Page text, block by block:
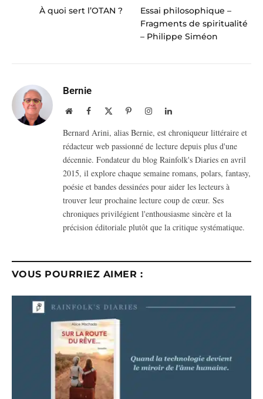
À quoi sert l’OTAN ?
Essai philosophique –
Fragments de spiritualité
– Philippe Siméon
Bernie
WebsiteFacebook PinterestInstagramLinkedIn
Bernard Arini, alias Bernie, est chroniqueur littéraire et
rédacteur web passionné de lecture depuis plus d'une
décennie. Fondateur du blog Rainfolk's Diaries en avril
2015, il explore chaque semaine romans, polars, fantasy,
poésie et bandes dessinées pour aider les lecteurs à
trouver leur prochaine lecture coup de cœur. Ses
chroniques privilégient l'enthousiasme sincère et la
précision éditoriale plutôt que la critique systématique.
VOUS POURRIEZ AIMER :